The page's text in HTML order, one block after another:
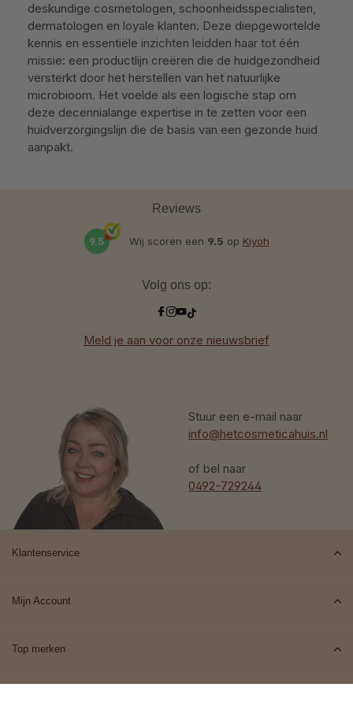
deskundige cosmetologen, schoonheidsspecialisten,
dermatologen en loyale klanten. Deze diepgewortelde
kennis en essentiële inzichten leidden haar tot één
missie: een productlijn creëren die de huidgezondheid
versterkt door het herstellen van het natuurlijke
microbioom. Het voelde als een logische stap om
deze decennialange expertise in te zetten voor een
huidverzorgingslijn die de basis van een gezonde huid
aanpakt.
Stuur een e-mail naar
info@hetcosmeticahuis.nl
of bel naar
0492-729244
Reviews
9.5 Wij scoren een 9.5 op Kiyoh
Volg ons op:
Meld je aan voor onze nieuwsbrief
Klantenservice
Mijn Account
Top merken